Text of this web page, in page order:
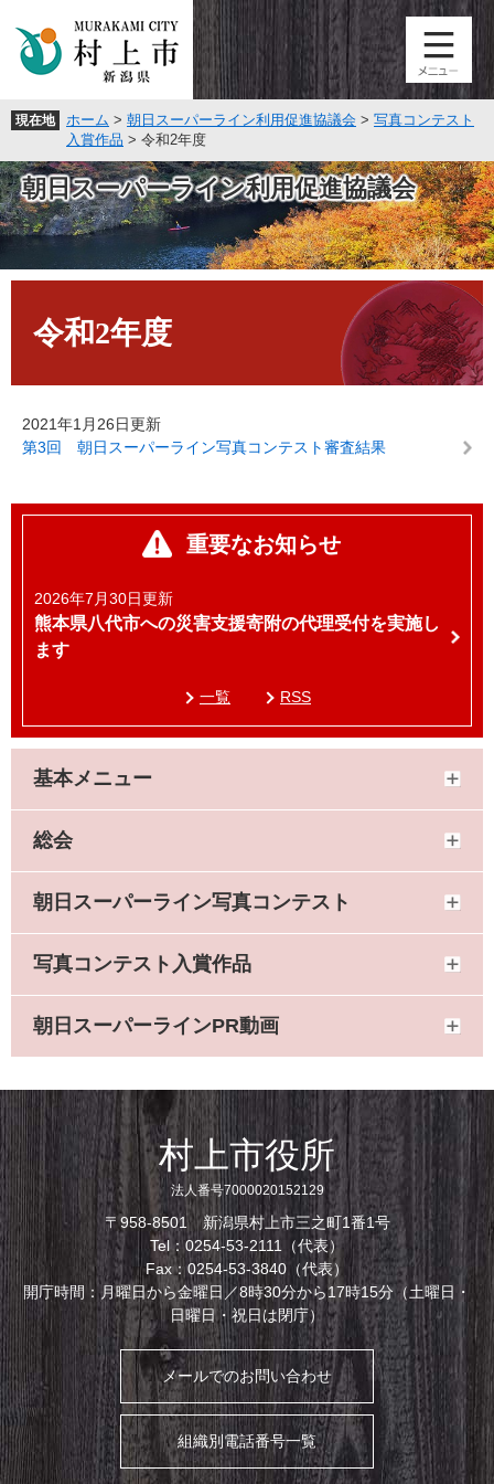
頭
す
。
飛
し
て
本
へ
現在地 ホーム > 朝日スーパーライン利用促進協議会 > 写真コンテスト
入賞作品 > 令和2年度
朝日スーパーライン利用促進協議会
令和2年度
2021年1月26日更新
第3回 朝日スーパーライン写真コンテスト審査結果
重要なお知らせ
2026年7月30日更新
熊本県八代市への災害支援寄附の代理受付を実施し
ます
一覧 RSS
基本メニュー
総会
朝日スーパーライン写真コンテスト
写真コンテスト入賞作品
朝日スーパーラインPR動画
村上市役所
法人番号7000020152129
〒958-8501 新潟県村上市三之町1番1号
Tel：0254-53-2111（代表）
Fax：0254-53-3840（代表）
開庁時間：月曜日から金曜日／8時30分から17時15分（土曜日・
日曜日・祝日は閉庁）
メールでのお問い合わせ
組織別電話番号一覧